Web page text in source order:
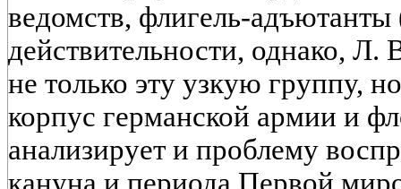
ведомств, флигель-
действительности, однако, Л.
не только эту узкую группу,
корпус германской армии и
анализирует и проблему